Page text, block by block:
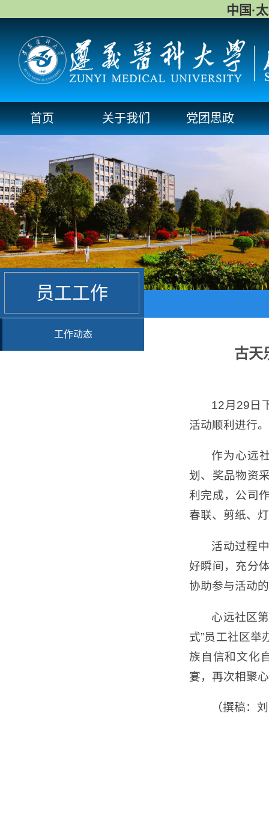
中国·
首页 关于我们 党团思政
员工工作
工作动态
古天
12月29日
活动顺利进行
作为心远
划、奖品物资
利完成，公司
春联、剪纸、
活动过程
好瞬间，充分
协助参与活动
心远社区
式”员工社区举
族自信和文化
宴，再次相聚
（撰稿：